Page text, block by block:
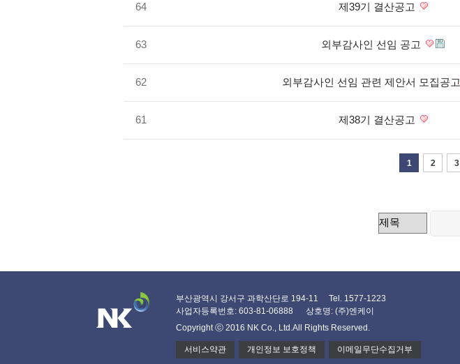
64 제39기 결산공고
63 외부감사인 선임 공고
62 외부감사인 선임 관련 제안서 모집공고
61 제38기 결산공고
1 2 3
부산광역시 강서구 과학산단로 194-11 Tel. 1577-1223
사업자등록번호: 603-81-06888
상호명: (주)엔케이
Copyright ⓒ 2016 NK Co., Ltd. All Rights Reserved.
서비스약관 개인정보 보호정책 이메일무단수집거부